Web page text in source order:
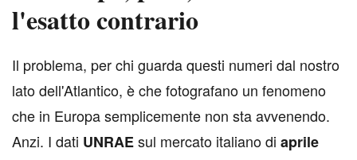
l'esatto contrario
Il problema, per chi guarda questi numeri dal nostro
lato dell'Atlantico, è che fotografano un fenomeno
che in Europa semplicemente non sta avvenendo.
Anzi. I dati UNRAEsul mercato italiano di aprile